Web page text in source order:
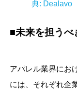
典: Dealavo
■未来を担うべ
アパレル業界にお
には、それぞれ企